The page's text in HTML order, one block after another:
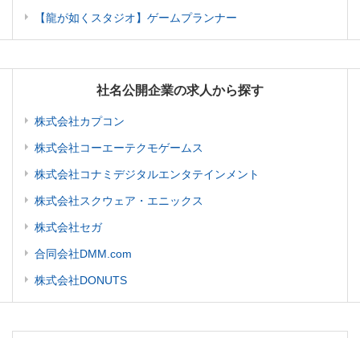
【龍が如くスタジオ】ゲームプランナー
社名公開企業の求人から探す
株式会社カプコン
株式会社コーエーテクモゲームス
株式会社コナミデジタルエンタテインメント
株式会社スクウェア・エニックス
株式会社セガ
合同会社DMM.com
株式会社DONUTS